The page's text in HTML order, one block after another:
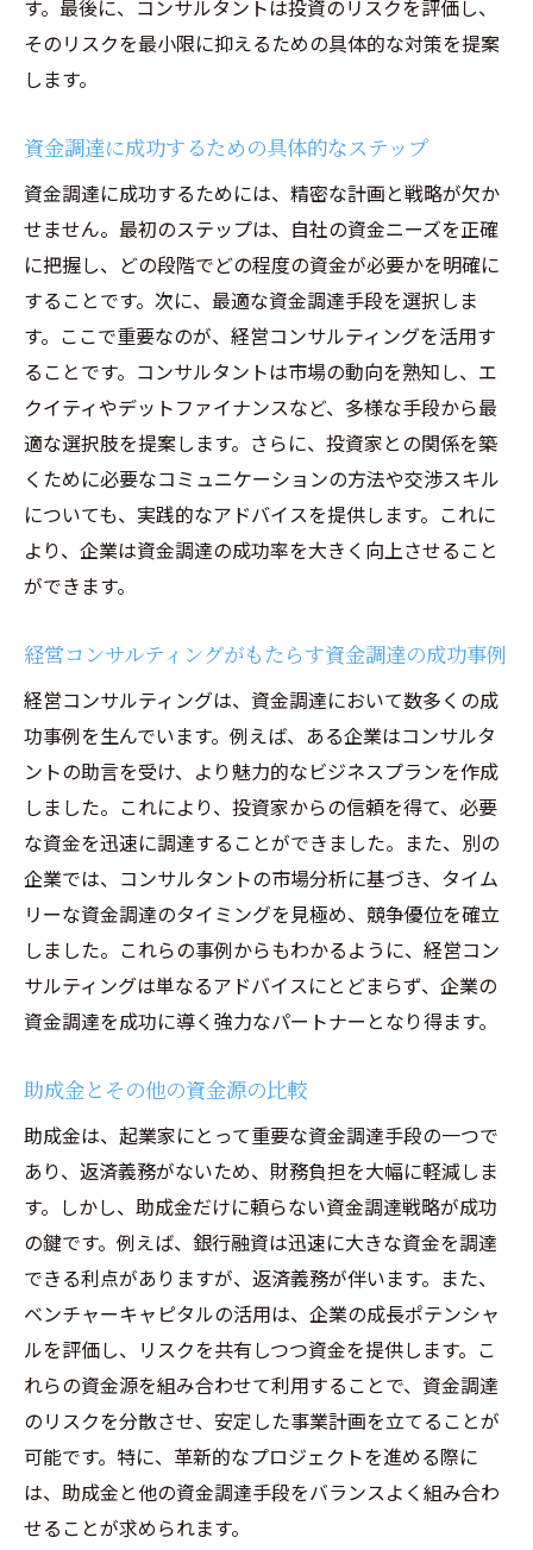
す。最後に、コンサルタントは投資のリスクを評価し、
そのリスクを最小限に抑えるための具体的な対策を提案
します。
資金調達に成功するための具体的なステップ
資金調達に成功するためには、精密な計画と戦略が欠か
せません。最初のステップは、自社の資金ニーズを正確
に把握し、どの段階でどの程度の資金が必要かを明確に
することです。次に、最適な資金調達手段を選択しま
す。ここで重要なのが、経営コンサルティングを活用す
ることです。コンサルタントは市場の動向を熟知し、エ
クイティやデットファイナンスなど、多様な手段から最
適な選択肢を提案します。さらに、投資家との関係を築
くために必要なコミュニケーションの方法や交渉スキル
についても、実践的なアドバイスを提供します。これに
より、企業は資金調達の成功率を大きく向上させること
ができます。
経営コンサルティングがもたらす資金調達の成功事例
経営コンサルティングは、資金調達において数多くの成
功事例を生んでいます。例えば、ある企業はコンサルタ
ントの助言を受け、より魅力的なビジネスプランを作成
しました。これにより、投資家からの信頼を得て、必要
な資金を迅速に調達することができました。また、別の
企業では、コンサルタントの市場分析に基づき、タイム
リーな資金調達のタイミングを見極め、競争優位を確立
しました。これらの事例からもわかるように、経営コン
サルティングは単なるアドバイスにとどまらず、企業の
資金調達を成功に導く強力なパートナーとなり得ます。
助成金とその他の資金源の比較
助成金は、起業家にとって重要な資金調達手段の一つで
あり、返済義務がないため、財務負担を大幅に軽減しま
す。しかし、助成金だけに頼らない資金調達戦略が成功
の鍵です。例えば、銀行融資は迅速に大きな資金を調達
できる利点がありますが、返済義務が伴います。また、
ベンチャーキャピタルの活用は、企業の成長ポテンシャ
ルを評価し、リスクを共有しつつ資金を提供します。こ
れらの資金源を組み合わせて利用することで、資金調達
のリスクを分散させ、安定した事業計画を立てることが
可能です。特に、革新的なプロジェクトを進める際に
は、助成金と他の資金調達手段をバランスよく組み合わ
せることが求められます。